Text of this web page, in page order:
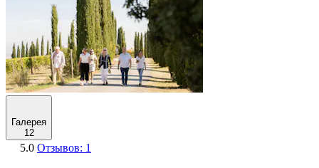
Галерея
12
5.0 Отзывов: 1